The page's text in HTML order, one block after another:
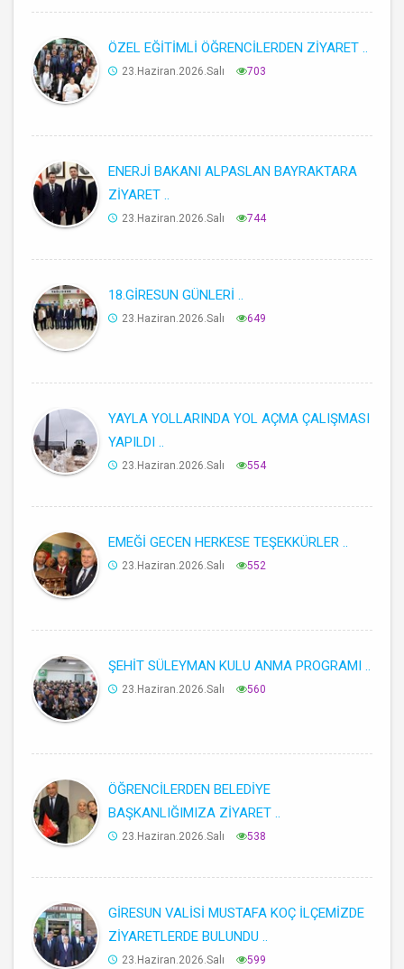
ÖZEL EĞİTİMLİ ÖĞRENCİLERDEN ZİYARET ..
23.Haziran.2026.Salı 703
ENERJİ BAKANI ALPASLAN BAYRAKTARA
ZİYARET ..
23.Haziran.2026.Salı 744
18.GİRESUN GÜNLERİ ..
23.Haziran.2026.Salı 649
YAYLA YOLLARINDA YOL AÇMA ÇALIŞMASI
YAPILDI ..
23.Haziran.2026.Salı 554
EMEĞİ GECEN HERKESE TEŞEKKÜRLER ..
23.Haziran.2026.Salı 552
ŞEHİT SÜLEYMAN KULU ANMA PROGRAMI ..
23.Haziran.2026.Salı 560
ÖĞRENCİLERDEN BELEDİYE
BAŞKANLIĞIMIZA ZİYARET ..
23.Haziran.2026.Salı 538
GİRESUN VALİSİ MUSTAFA KOÇ İLÇEMİZDE
ZİYARETLERDE BULUNDU ..
23.Haziran.2026.Salı 599